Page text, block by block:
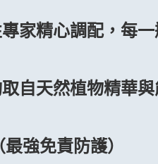
家精心調配，每
自天然植物精華
強免責防護）